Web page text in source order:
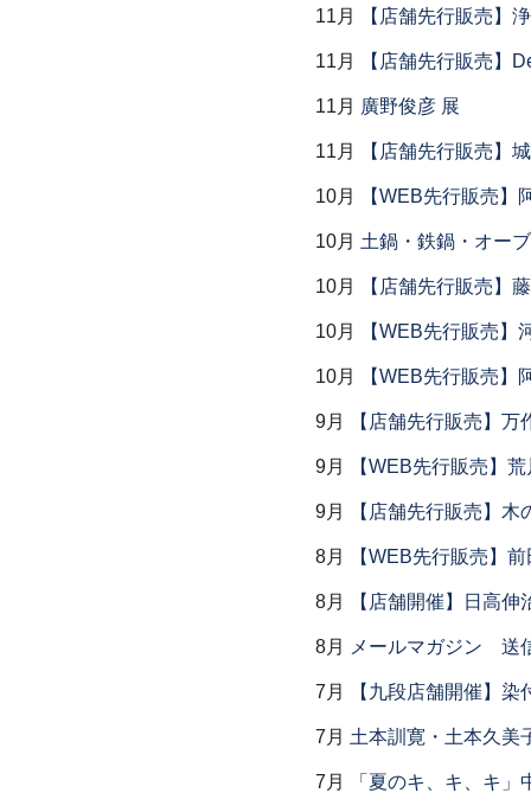
11月 【店舗先行販売】
11月 【店舗先行販売】
11月 廣野俊彦 展
11月 【店舗先行販売】
10月 【WEB先行販売】
10月 土鍋・鉄鍋・オー
10月 【店舗先行販売】
10月 【WEB先行販売】
10月 【WEB先行販売】
9月 【店舗先行販売】万
9月 【WEB先行販売】
9月 【店舗先行販売】木
8月 【WEB先行販売】
8月 【店舗開催】日高
8月 メールマガジン 送
7月 【九段店舗開催】染
7月 土本訓寛・土本久美
7月 「夏のキ、キ、キ